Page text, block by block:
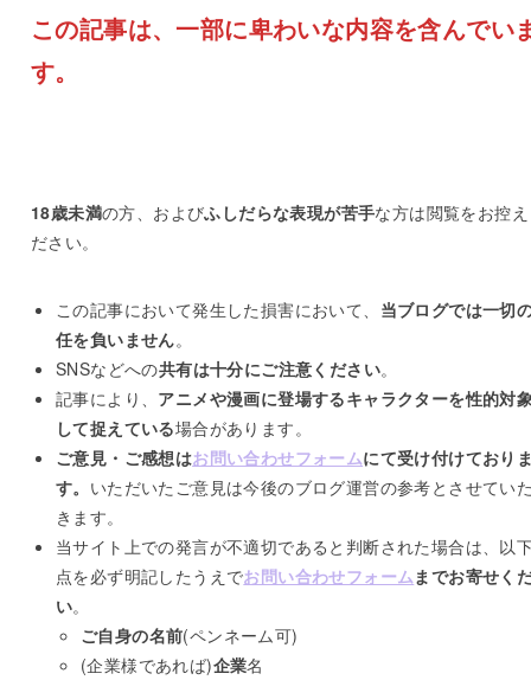
この記事は、一部に卑わいな内容を含んでい
す。
18歳未満の方、およびふしだらな表現が苦手な方は閲覧をお控
ださい。
この記事において発生した損害において、 当ブログでは一切
任を負いません。
SNSなどへの共有は十分にご注意ください。
記事により、 アニメや漫画に登場するキャラクターを性的対
して捉えている場合があります。
ご意見・ご感想はお問い合わせフォームにて受け付けており
す。 いただいたご意見は今後のブログ運営の参考とさせてい
きます。
当サイト上での発言が不適切であると判断された場合は、以
点を必ず明記したうえでお問い合わせフォーム までお寄せく
い。
ご自身の名前(ペンネーム可)
(企業様であれば)企業名